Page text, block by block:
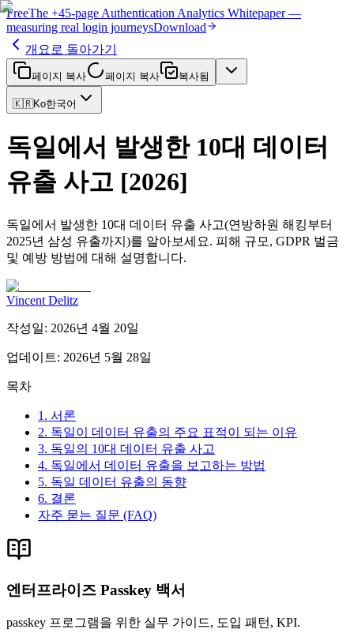
FreeThe +45-page Authentication Analytics Whitepaper —
measuring real login journeysDownload
개요로 돌아가기
페이지 복사 페이지 복사 복사됨
🇰🇷Ko한국어
독일에서 발생한 10대 데이터
유출 사고 [2026]
독일에서 발생한 10대 데이터 유출 사고(연방하원 해킹부터
2025년 삼성 유출까지)를 알아보세요. 피해 규모, GDPR 벌금
및 예방 방법에 대해 설명합니다.
Vincent Delitz
작성일: 2026년 4월 20일
업데이트: 2026년 5월 28일
목차
1. 서론
2. 독일이 데이터 유출의 주요 표적이 되는 이유
3. 독일의 10대 데이터 유출 사고
4. 독일에서 데이터 유출을 보고하는 방법
5. 독일 데이터 유출의 동향
6. 결론
자주 묻는 질문 (FAQ)
엔터프라이즈 Passkey 백서
passkey 프로그램을 위한 실무 가이드, 도입 패턴, KPI.